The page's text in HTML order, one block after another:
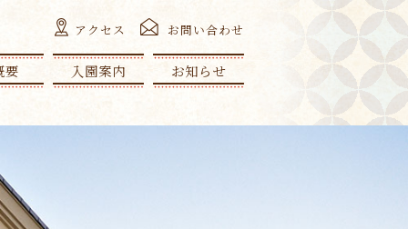
アクセス お問い合わせ
要 入園案内 お知らせ